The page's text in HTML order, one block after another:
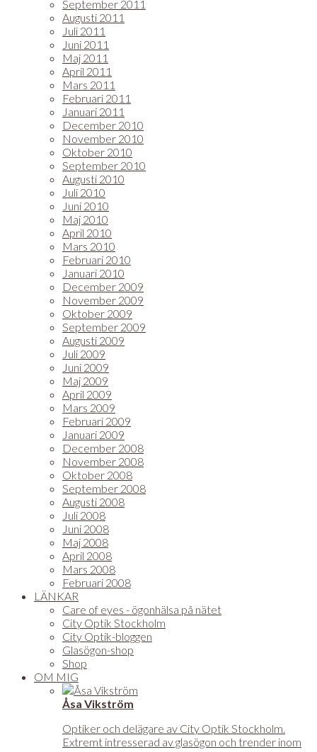
September 2011
Augusti 2011
Juli 2011
Juni 2011
Maj 2011
April 2011
Mars 2011
Februari 2011
Januari 2011
December 2010
November 2010
Oktober 2010
September 2010
Augusti 2010
Juli 2010
Juni 2010
Maj 2010
April 2010
Mars 2010
Februari 2010
Januari 2010
December 2009
November 2009
Oktober 2009
September 2009
Augusti 2009
Juli 2009
Juni 2009
Maj 2009
April 2009
Mars 2009
Februari 2009
Januari 2009
December 2008
November 2008
Oktober 2008
September 2008
Augusti 2008
Juli 2008
Juni 2008
Maj 2008
April 2008
Mars 2008
Februari 2008
LÄNKAR
Care of eyes - ögonhälsa på nätet
City Optik Stockholm
City Optik-bloggen
Glasögon-shop
Shop
OM MIG
Åsa Vikström
Optiker och delägare av City Optik Stockholm.
Extremt intresserad av glasögon och trender inom